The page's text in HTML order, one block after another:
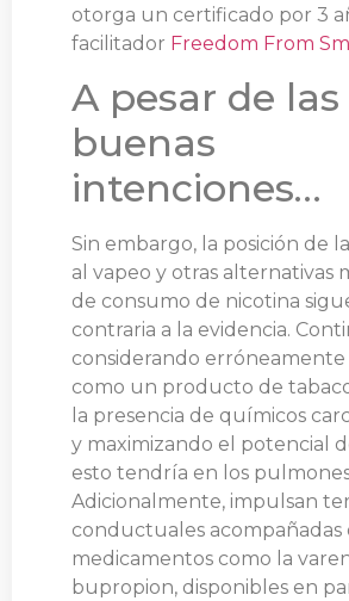
otorga un certificado por 3
facilitador Freedom From
A pesar de las
buenas
intenciones…
Sin embargo, la posición de
al vapeo y otras alternativas
de consumo de nicotina
contraria a la evidencia.
considerando erróneamente
como un producto de
la presencia de químicos
y maximizando el potencial
esto tendría en los
Adicionalmente, impulsan
conductuales acompañadas
medicamentos como la
bupropion, disponibles en